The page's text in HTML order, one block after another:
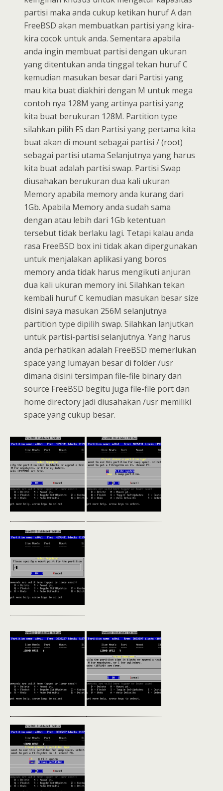
partisi maka anda cukup ketikan huruf A dan
FreeBSD akan membuatkan partisi yang kira-
kira cocok untuk anda. Sementara apabila
anda ingin membuat partisi dengan ukuran
yang ditentukan anda tinggal tekan huruf C
kemudian masukan besar dari Partisi yang
mau kita buat diakhiri dengan M untuk mega
contoh nya 128M yang artinya partisi yang
kita buat berukuran 128M. Partition type
silahkan pilih FS dan Partisi yang pertama kita
buat akan di mount sebagai partisi / (root)
sebagai partisi utama Selanjutnya yang harus
kita buat adalah partisi swap. Partisi Swap
diusahakan berukuran dua kali ukuran
Memory apabila memory anda kurang dari
1Gb. Apabila Memory anda sudah sama
dengan atau lebih dari 1Gb ketentuan
tersebut tidak berlaku lagi. Tetapi kalau anda
rasa FreeBSD box ini tidak akan dipergunakan
untuk menjalakan aplikasi yang boros
memory anda tidak harus mengikuti anjuran
dua kali ukuran memory ini. Silahkan tekan
kembali huruf C kemudian masukan besar size
disini saya masukan 256M selanjutnya
partition type dipilih swap. Silahkan lanjutkan
untuk partisi-partisi selanjutnya. Yang harus
anda perhatikan adalah FreeBSD memerlukan
space yang lumayan besar di folder /usr
dimana disini tersimpan file-file binary dan
source FreeBSD begitu juga file-file port dan
home directory jadi diusahakan /usr memiliki
space yang cukup besar.